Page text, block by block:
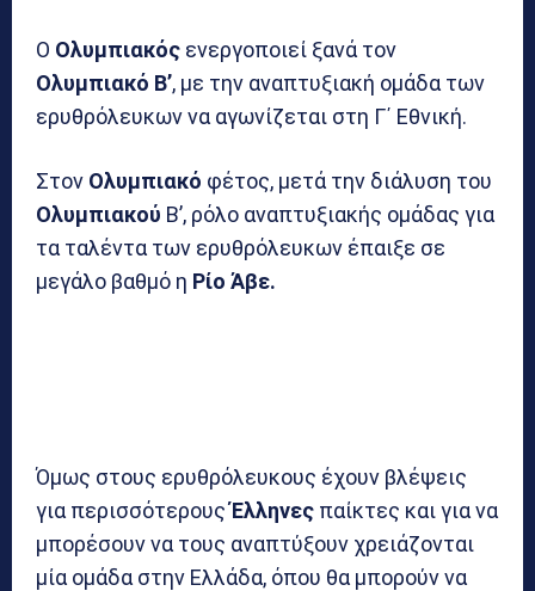
Ο Ολυμπιακός ενεργοποιεί ξανά τον
Ολυμπιακό Β’, με την αναπτυξιακή ομάδα των
ερυθρόλευκων να αγωνίζεται στη Γ΄ Εθνική.
Στον Ολυμπιακό φέτος, μετά την διάλυση του
Ολυμπιακού Β’, ρόλο αναπτυξιακής ομάδας για
τα ταλέντα των ερυθρόλευκων έπαιξε σε
μεγάλο βαθμό η Ρίο Άβε.
Όμως στους ερυθρόλευκους έχουν βλέψεις
για περισσότερουςΈλληνες παίκτες και για να
μπορέσουν να τους αναπτύξουν χρειάζονται
μία ομάδα στην Ελλάδα, όπου θα μπορούν να